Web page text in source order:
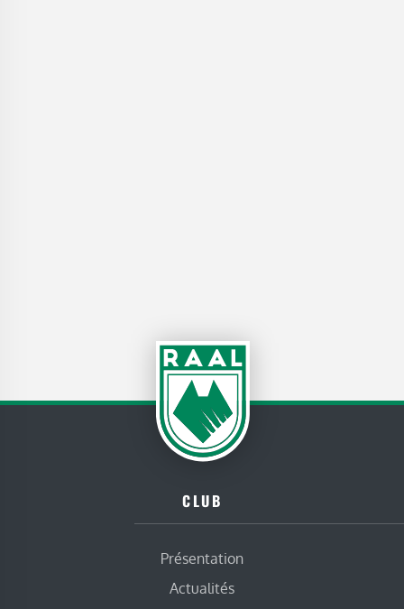
CLUB
Présentation
Actualités